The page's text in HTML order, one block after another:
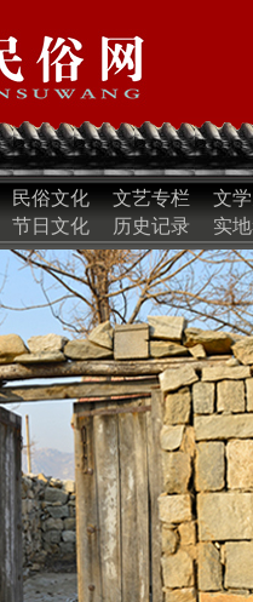
民俗文化 文艺专栏
文
节日文化 历史记录 实